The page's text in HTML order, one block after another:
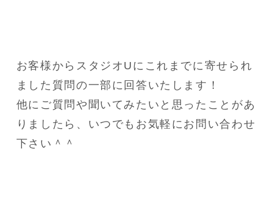
お客様からスタジオUにこれまでに寄せられ
ました質問の一部に回答いたします！
他にご質問や聞いてみたいと思ったことがあ
りましたら、いつでもお気軽にお問い合わせ
下さい＾＾